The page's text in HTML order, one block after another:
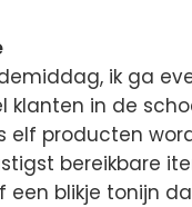
ik ga
in de
elf producten
bereikbare
een blikje tonijn